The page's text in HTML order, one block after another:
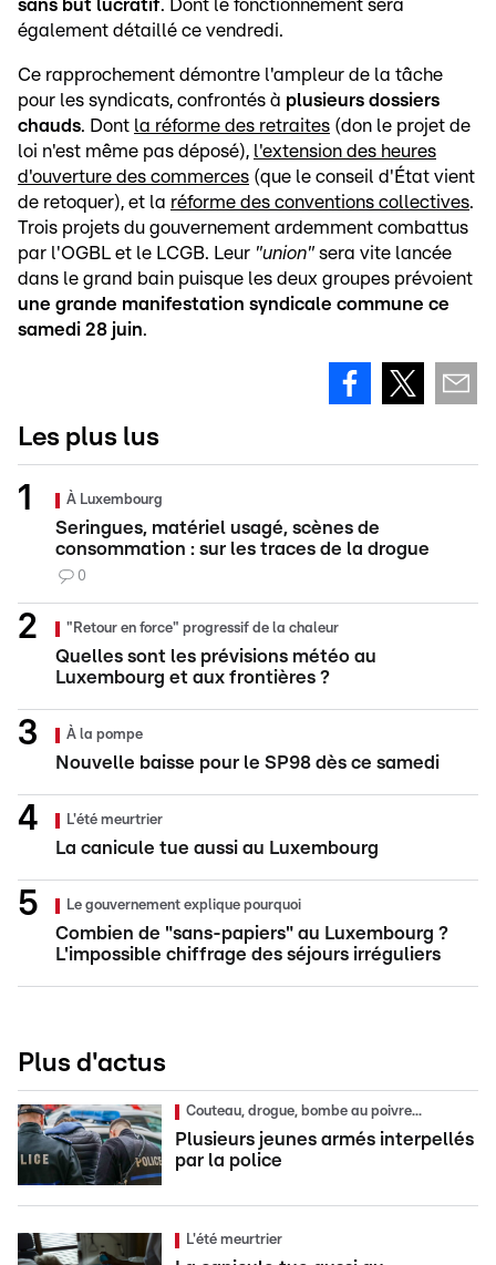
sans but lucratif. Dont le fonctionnement sera
également détaillé ce vendredi.
Ce rapprochement démontre l'ampleur de la tâche
pour les syndicats, confrontés à plusieurs dossiers
chauds. Dont la réforme des retraites (don le projet de
loi n'est même pas déposé), l'extension des heures
d'ouverture des commerces (que le conseil d'État vient
de retoquer), et la réforme des conventions collectives.
Trois projets du gouvernement ardemment combattus
par l'OGBL et le LCGB. Leur "union" sera vite lancée
dans le grand bain puisque les deux groupes prévoient
une grande manifestation syndicale commune ce
samedi 28 juin.
Les plus lus
À Luxembourg
Seringues, matériel usagé, scènes de
consommation : sur les traces de la drogue
0
"Retour en force" progressif de la chaleur
Quelles sont les prévisions météo au
Luxembourg et aux frontières ?
À la pompe
Nouvelle baisse pour le SP98 dès ce samedi
L'été meurtrier
La canicule tue aussi au Luxembourg
Le gouvernement explique pourquoi
Combien de "sans-papiers" au Luxembourg ?
L'impossible chiffrage des séjours irréguliers
Plus d'actus
Couteau, drogue, bombe au poivre...
Plusieurs jeunes armés interpellés
par la police
L'été meurtrier